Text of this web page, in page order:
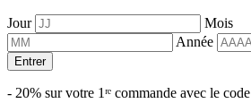
Jour
Mois
Année
Entrer
- 20% sur votre 1ʳᵉ commande avec le